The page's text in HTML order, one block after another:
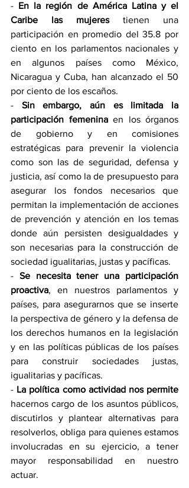
- En la región de América Latina y el
Caribe las mujeres tienen una
participación en promedio del 35.8 por
ciento en los parlamentos nacionales y
en algunos países como México,
Nicaragua y Cuba, han alcanzado el 50
por ciento de los escaños.
- Sin embargo, aún es limitada la
participación femenina en los órganos
de gobierno y en comisiones
estratégicas para prevenir la violencia
como son las de seguridad, defensa y
justicia, así como la de presupuesto para
asegurar los fondos necesarios que
permitan la implementación de acciones
de prevención y atención en los temas
donde aún persisten desigualdades y
son necesarias para la construcción de
sociedad igualitarias, justas y pacíficas.
- Se necesita tener una participación
proactiva, en nuestros parlamentos y
países, para asegurarnos que se inserte
la perspectiva de género y la defensa de
los derechos humanos en la legislación
y en las políticas públicas de los países
para construir sociedades justas,
igualitarias y pacíficas.
- La política como actividad nos permite
hacernos cargo de los asuntos públicos,
discutirlos y plantear alternativas para
resolverlos, obliga para quienes estamos
involucradas en su ejercicio, a tener
mayor responsabilidad en nuestro
actuar.